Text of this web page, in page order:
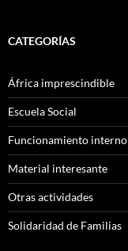
CATEGORÍAS
África imprescindible
Escuela Social
Funcionamiento interno
Material interesante
Otras actividades
Solidaridad de Familias